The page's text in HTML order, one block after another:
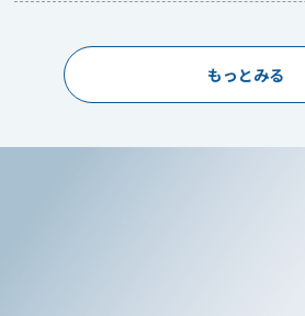
もっとみる